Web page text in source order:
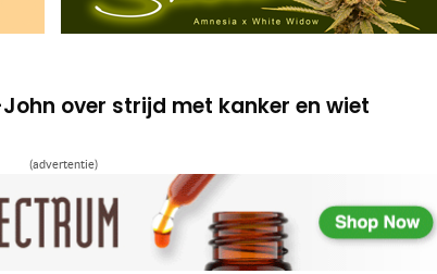
link tussen cannabis, geest en lichaam
vertellen hoe wiet hen helpt
link tussen cannabis, geest en lichaam
(advertentie)